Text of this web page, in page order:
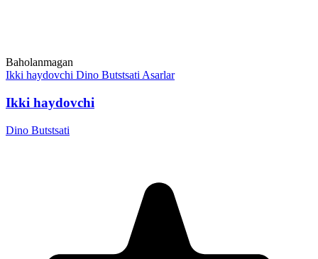
Baholanmagan
Ikki haydovchi Dino Butstsati Asarlar
Ikki haydovchi
Dino Butstsati